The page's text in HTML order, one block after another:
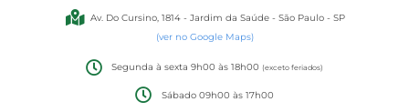
Av. Do Cursino, 1814 - Jardim da Saúde - São Paulo - SP
(ver no Google Maps)
Segunda à sexta 9h00 às 18h00(exceto feriados)
Sábado 09h00 às 17h00